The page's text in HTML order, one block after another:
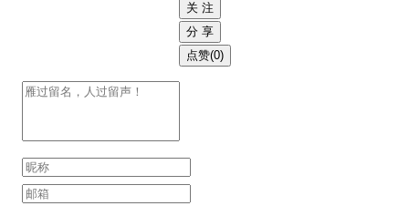
关 注
分 享
点赞(0)